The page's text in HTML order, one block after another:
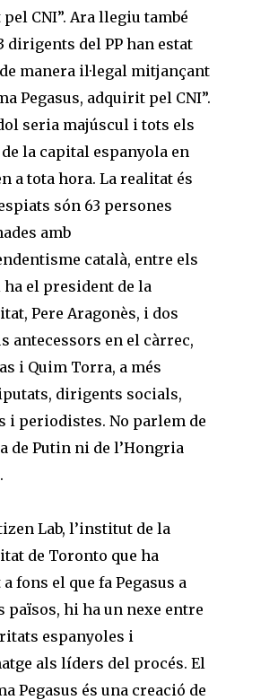
CNI”. Ara llegiu també
dirigents del PP han estat
manera il·legal mitjançant
Pegasus, adquirit pel CNI”.
seria majúscul i tots els
la capital espanyola en
a tota hora. La realitat és
són 63 persones
amb
català, entre els
el president de la
Pere Aragonès, i dos
antecessors en el càrrec,
i Quim Torra, a més
dirigents socials,
i periodistes. No parlem de
de Putin ni de l’Hongria
Lab, l’institut de la
de Toronto que ha
fons el que fa Pegasus a
països, hi ha un nexe entre
espanyoles i
als líders del procés. El
Pegasus és una creació de